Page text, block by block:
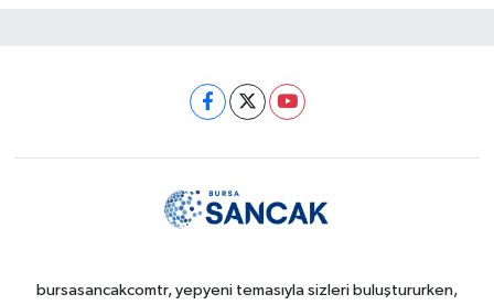
bursasancakcomtr, yepyeni temasıyla sizleri buluştururken,